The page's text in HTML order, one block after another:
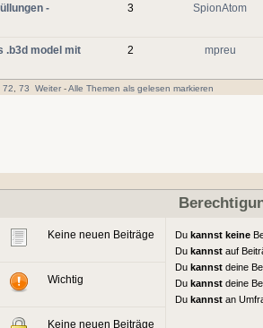
-
3 SpionAtom
.b3d model mit
2 mpreu
72 73 Weiter-Alle Themen als gelesen markieren
Keine neuen Beiträge Du kannst keine
Du kannst auf
Du kannst deine
Du kannst deine
Du kannst an
Wichtig
Keine neuen Beiträge